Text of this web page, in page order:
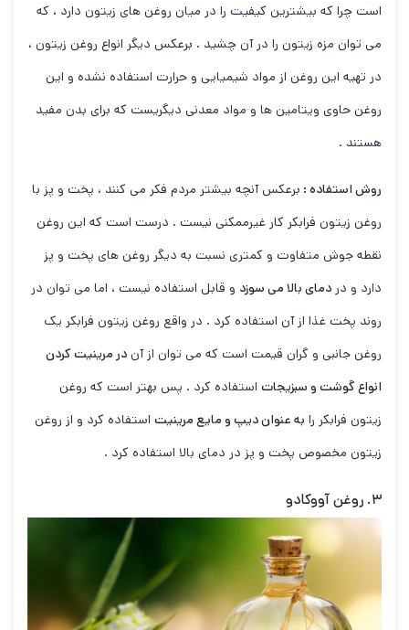
است چرا که بیشترین کیفیت را در میان روغن های زیتون دارد ، که
می توان مزه زیتون را در آن چشید . برعکس دیگر انواع روغن زیتون ،
در تهیه این روغن از مواد شیمیایی و حرارت استفاده نشده و این
روغن حاوی ویتامین ها و مواد معدنی دیگریست که برای بدن مفید
هستند .
روش استفاده : برعکس آنچه بیشتر مردم فکر می کنند ، پخت و پز با
روغن زیتون فرابکر کار غیرممکنی نیست . درست است که این روغن
نقطه جوش متفاوت و کمتری نسبت به دیگر روغن های پخت و پز
دارد و در دمای بالا می سوزد و قابل استفاده نیست ، اما می توان در
روند پخت غذا از آن استفاده کرد . در واقع روغن زیتون فرابکر یک
روغن جانبی و گران قیمت است که می توان از آن در مرینیت کردن
انواع گوشت و سبزیجات استفاده کرد . پس بهتر است که روغن
زیتون فرابکر را به عنوان دیپ و مایع مرینیت استفاده کرد و از روغن
زیتون مخصوص پخت و پز در دمای بالا استفاده کرد .
۳. روغن آووکادو